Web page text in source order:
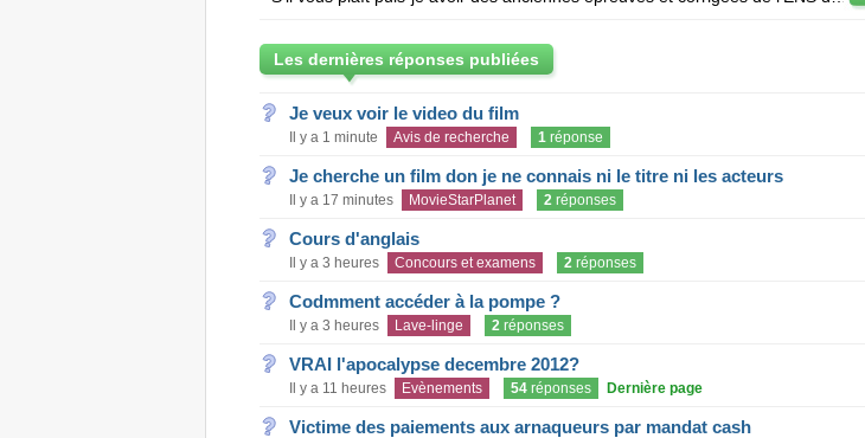
Les dernières réponses publiées
Je veux voir le video du film
Il y a 1 minute Avis de recherche 1réponse
Je cherche un film don je ne connais ni le titre ni les acteurs
Il y a 17 minutes MovieStarPlanet 2réponses
Cours d'anglais
Il y a 3 heures Concours et examens 2réponses
Codmment accéder à la pompe ?
Il y a 3 heures Lave-linge 2réponses
VRAI l'apocalypse decembre 2012?
Il y a 11 heures Evènements 54réponses Dernière page
Victime des paiements aux arnaqueurs par mandat cash